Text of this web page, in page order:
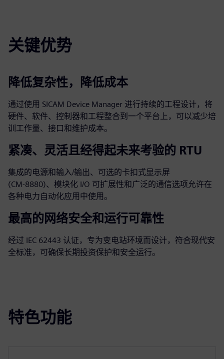
关键优势
降低复杂性，降低成本
通过使用 SICAM Device Manager 进行持续的工程设计，将
硬件、软件、控制器和工程整合到一个平台上，可以减少培
训工作量、接口和维护成本。
紧凑、灵活且经得起未来考验的 RTU
集成的电源和输入/输出、可选的卡扣式显示屏
(CM‑8880)、模块化 I/O 可扩展性和广泛的通信选项允许在
各种电力自动化应用中使用。
最高的网络安全和运行可靠性
经过 IEC 62443 认证，专为变电站环境而设计，符合现代安
全标准，可确保长期投资保护和安全运行。
特色功能